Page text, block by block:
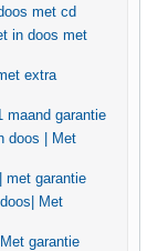
met cd
in doos met
extra
maand garantie
doos | Met
met garantie
Met
garantie